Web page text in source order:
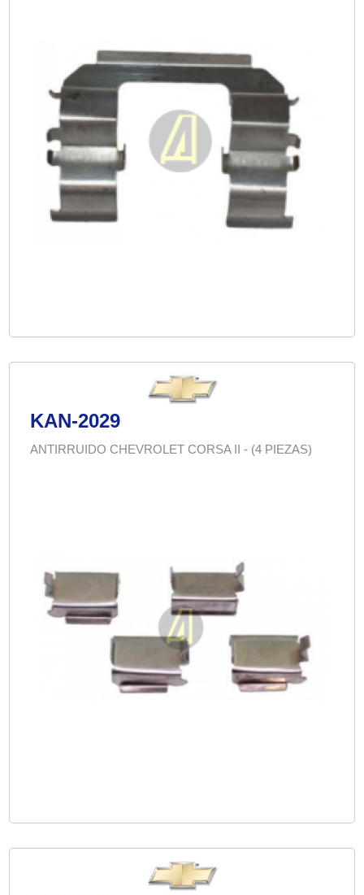
KAN-2029
ANTIRRUIDO CHEVROLET CORSA II - (4 PIEZAS)